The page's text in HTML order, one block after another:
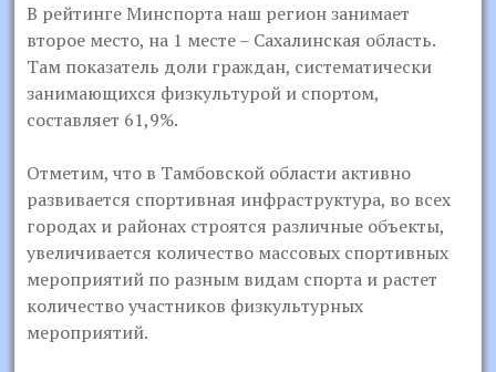
В рейтинге Минспорта наш регион занимает
второе место, на 1 месте – Сахалинская область.
Там показатель доли граждан, систематически
занимающихся физкультурой и спортом,
составляет 61,9%.
Отметим, что в Тамбовской области активно
развивается спортивная инфраструктура, во всех
городах и районах строятся различные объекты,
увеличивается количество массовых спортивных
мероприятий по разным видам спорта и растет
количество участников физкультурных
мероприятий.